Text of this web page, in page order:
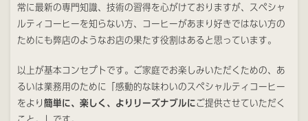
常に最新の専門知識、技術の習得を心がけておりますが、スペシャ
ルティコーヒーを知らない方、コーヒーがあまり好きではない方の
ためにも弊店のようなお店の果たす役割はあると思っています。
以上が基本コンセプトです。ご家庭でお楽しみいただくための、あ
るいは業務用のために「感動的な味わいのスペシャルティコーヒー
をより簡単に、楽しく、よりリーズナブルにご提供させていただく